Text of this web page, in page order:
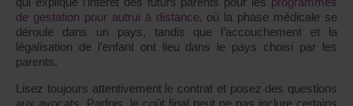
de gestation pour autrui à distance, où la phase médicale se
déroule dans un pays, tandis que l’accouchement et la
légalisation de l’enfant ont lieu dans le pays choisi par les
parents.
Lisez toujours attentivement le contrat et posez des questions
aux avocats. Parfois, le coût final peut ne pas inclure certains